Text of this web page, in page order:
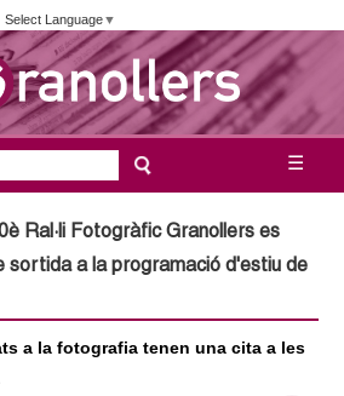
Select Language▼
☰
e
a
Ral·li Fotogràfic Granollers es
sortida a la programació d'estiu de
a la fotografia tenen una cita a les